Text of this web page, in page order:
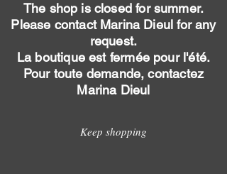
The shop is closed for summer.
Please contact Marina Dieul for any
request.
La boutique est fermée pour l'été.
Pour toute demande, contactez
Marina Dieul
Keep shopping